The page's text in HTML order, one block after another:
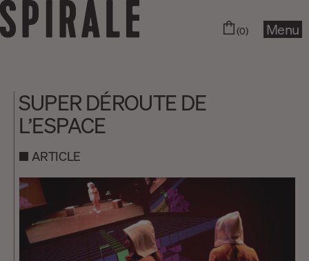
(0) Menu
SUPER DÉROUTE DE
L’ESPACE
ARTICLE